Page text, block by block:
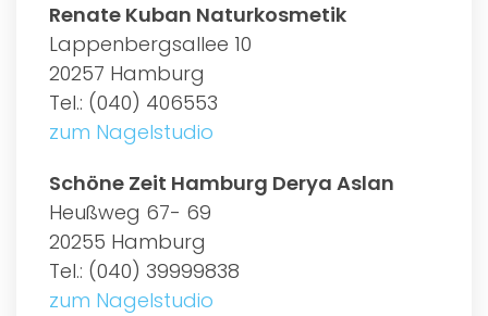
Renate Kuban Naturkosmetik
Lappenbergsallee 10
20257 Hamburg
Tel.: (040) 406553
zum Nagelstudio
Schöne Zeit Hamburg Derya Aslan
Heußweg 67- 69
20255 Hamburg
Tel.: (040) 39999838
zum Nagelstudio